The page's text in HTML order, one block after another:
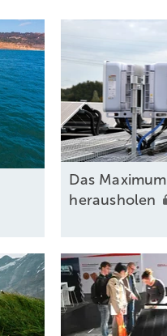
Das Maximum
herausholen